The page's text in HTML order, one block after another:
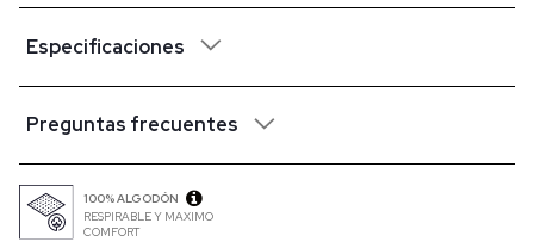
Especificaciones
Preguntas frecuentes
100% ALGODÓN
RESPIRABLE Y MAXIMO
COMFORT